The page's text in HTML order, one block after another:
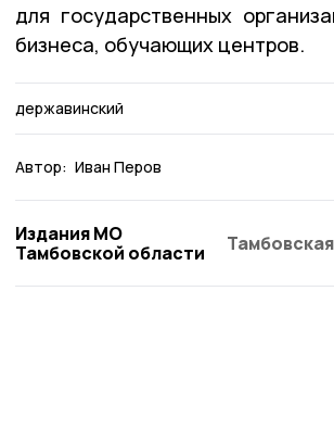
для государственных
бизнеса, обучающих центров.
державинский
Автор: Иван Перов
Издания МО
Тамбовской области